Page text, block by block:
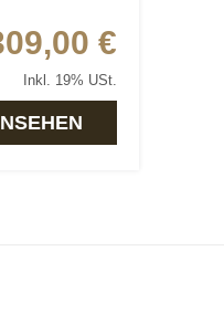
€
Inkl. 19% USt.